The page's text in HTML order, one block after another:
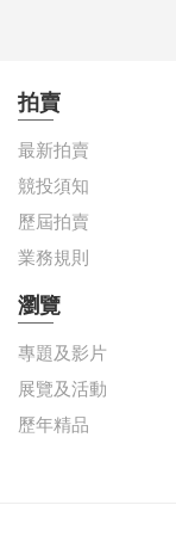
拍賣
最新拍賣
競投須知
歷屆拍賣
業務規則
瀏覽
專題及影片
展覽及活動
歷年精品